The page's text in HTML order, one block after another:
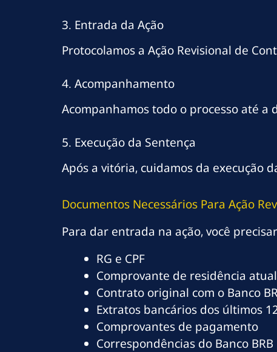
3. Entrada da Ação
Protocolamos a Ação Revisional de
4. Acompanhamento
Acompanhamos todo o processo até
5. Execução da Sentença
Após a vitória, cuidamos da execução
Documentos Necessários Para Ação
Para dar entrada na ação, você
RG e CPF
Comprovante de residência
Contrato original com o Banco
Extratos bancários dos últimos
Comprovantes de pagamento
Correspondências do Banco BRB